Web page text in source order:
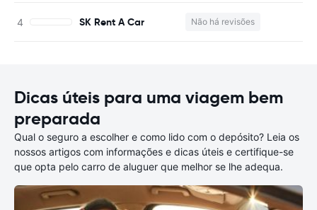
SK Rent A Car Não há revisões
Dicas úteis para uma viagem bem
preparada
Qual o seguro a escolher e como lido com o depósito? Leia os
nossos artigos com informações e dicas úteis e certifique-se
que opta pelo carro de aluguer que melhor se lhe adequa.